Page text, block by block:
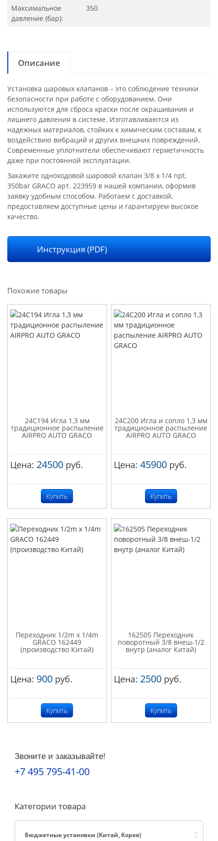
Звоните и заказывайте!
+7 495 795-41-00
Категории товара
Бюджетные установки (Китай, Корея)
Максимальное
давление (бар):
350
Описание
Установка шаровых клапанов – это соблюдение техники
безопасности при работе с оборудованием. Они
используются для сброса краски после окрашивания и
лишнего давления в системе. Изготавливаются из
надежных материалов, стойких к химическим составам, к
воздействию вибраций и других внешних повреждений.
Современные уплотнители обеспечивают герметичность
даже при постоянной эксплуатации.
Закажите одноходовой шаровой клапан 3/8 x 1/4 npt,
350bar GRACO арт. 223959 в нашей компании, оформив
заявку удобным способом. Работаем с доставкой,
предоставляем доступные цены и гарантируем высокое
качество.
Инструкция (PDF)
Похожие товары
24C194 Игла 1,3 мм
традиционное распыление
AIRPRO AUTO GRACO
Цена: 24500 руб.
Купить
24C200 Игла и сопло 1,3 мм
традиционное распыление
AIRPRO AUTO GRACO
Цена:45900 руб.
Купить
Переходник 1/2m x 1/4m
GRACO 162449
(производство Китай)
Цена: 900 руб.
Купить
162505 Переходник
поворотный 3/8 внеш-1/2
внутр (аналог Китай)
Цена: 2500 руб.
Купить